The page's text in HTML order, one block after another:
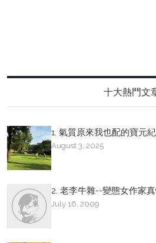
十大熱門文
1. 氣質原來我也配的寶元
August 3, 2025
2. 老李牛雜--變態女作家
July 16, 2009